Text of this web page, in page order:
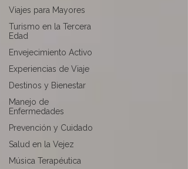
Viajes para Mayores
Turismo en la Tercera
Edad
Envejecimiento Activo
Experiencias de Viaje
Destinos y Bienestar
Manejo de
Enfermedades
Prevención y Cuidado
Salud en la Vejez
Música Terapéutica